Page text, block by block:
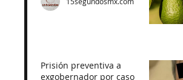
Prisión preventiva a
exgobernador por caso